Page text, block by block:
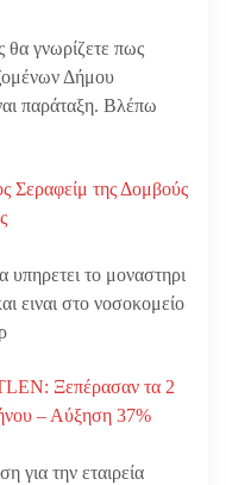
θα γνωρίζετε πως
Δήμου
παράταξη. Βλέπω
Σεραφείμ της Δομβούς
υπηρετει το μοναστηρι
ειναι στο νοσοκομείο
Ξεπέρασαν τα 2
– Αύξηση 37%
για την εταιρεία